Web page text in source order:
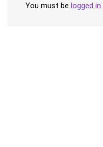
You must be logged in